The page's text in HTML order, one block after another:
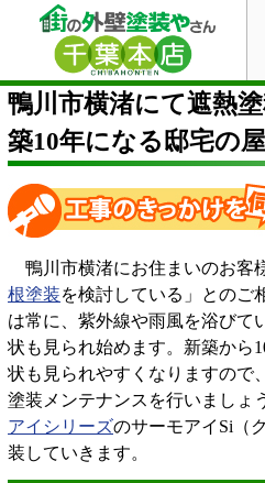
HOME 施工事例
鴨川市横
で築10年になる邸宅の屋根塗装
鴨川市横渚にて遮熱
築10年になる邸宅の
鴨川市横渚にお住まいのお客
根塗装を検討している」とのご
は常に、紫外線や雨風を浴びて
状も見られ始めます。新築から
状も見られやすくなりますので
塗装メンテナンスを行いましょ
アイシリーズのサーモアイSi（
装していきます。